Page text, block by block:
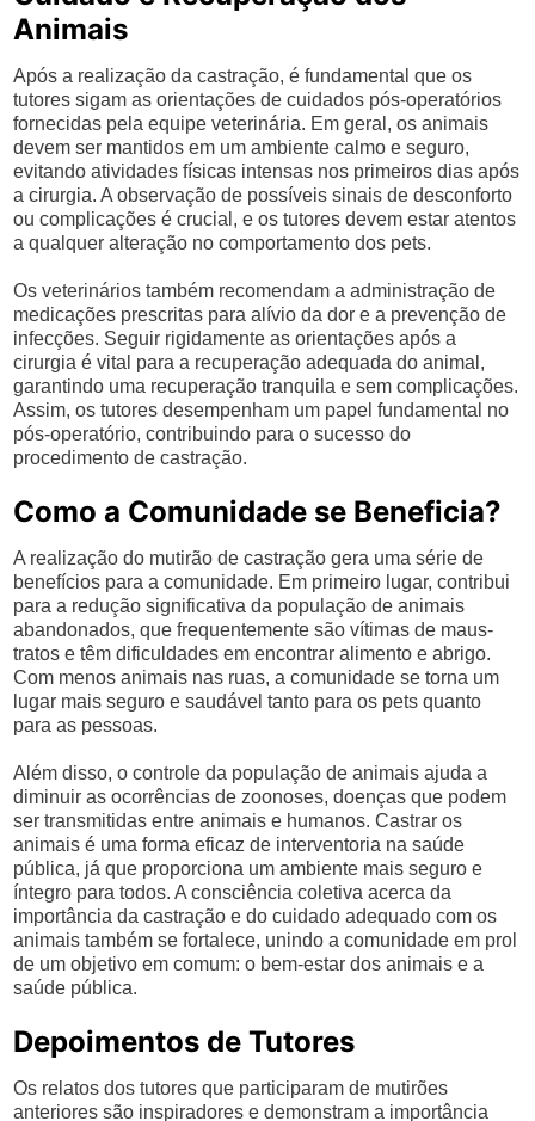
Animais
Após a realização da castração, é fundamental que os
tutores sigam as orientações de cuidados pós-operatórios
fornecidas pela equipe veterinária. Em geral, os animais
devem ser mantidos em um ambiente calmo e seguro,
evitando atividades físicas intensas nos primeiros dias após
a cirurgia. A observação de possíveis sinais de desconforto
ou complicações é crucial, e os tutores devem estar atentos
a qualquer alteração no comportamento dos pets.
Os veterinários também recomendam a administração de
medicações prescritas para alívio da dor e a prevenção de
infecções. Seguir rigidamente as orientações após a
cirurgia é vital para a recuperação adequada do animal,
garantindo uma recuperação tranquila e sem complicações.
Assim, os tutores desempenham um papel fundamental no
pós-operatório, contribuindo para o sucesso do
procedimento de castração.
Como a Comunidade se Beneficia?
A realização do mutirão de castração gera uma série de
benefícios para a comunidade. Em primeiro lugar, contribui
para a redução significativa da população de animais
abandonados, que frequentemente são vítimas de maus-
tratos e têm dificuldades em encontrar alimento e abrigo.
Com menos animais nas ruas, a comunidade se torna um
lugar mais seguro e saudável tanto para os pets quanto
para as pessoas.
Além disso, o controle da população de animais ajuda a
diminuir as ocorrências de zoonoses, doenças que podem
ser transmitidas entre animais e humanos. Castrar os
animais é uma forma eficaz de interventoria na saúde
pública, já que proporciona um ambiente mais seguro e
íntegro para todos. A consciência coletiva acerca da
importância da castração e do cuidado adequado com os
animais também se fortalece, unindo a comunidade em prol
de um objetivo em comum: o bem-estar dos animais e a
saúde pública.
Depoimentos de Tutores
Os relatos dos tutores que participaram de mutirões
anteriores são inspiradores e demonstram a importância